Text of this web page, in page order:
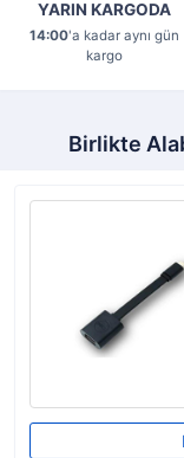
YARIN KARGODA
14:00'a kadar aynı gün
kargo
Birlikte